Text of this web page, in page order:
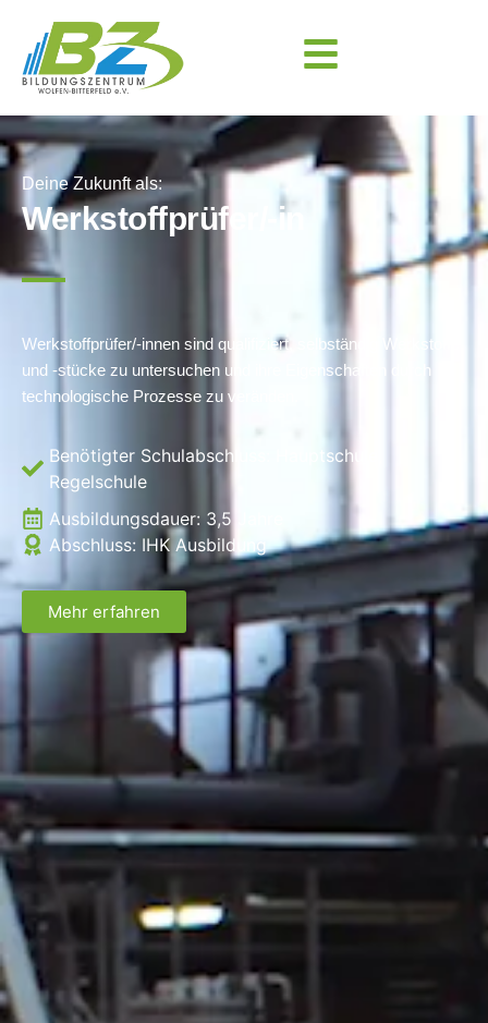
Deine Zukunft als:
Werkstoffprüfer/-in
Werkstoffprüfer/-innen sind qualifiziert, selbständig Werkstoffe
und -stücke zu untersuchen und ihre Eigenschaften durch
technologische Prozesse zu veränden.
Benötigter Schulabschluss: Hauptschule
Regelschule
Ausbildungsdauer: 3,5 Jahre
Abschluss: IHK Ausbildung
Mehr erfahren